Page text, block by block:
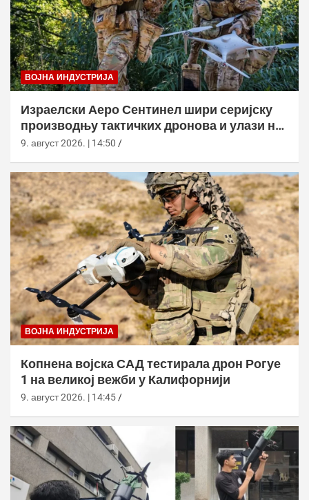
ВОЈНА ИНДУСТРИЈА
Израелски Аеро Сентинел шири серијску
производњу тактичких дронова и улази на
нова тржишта
9. август 2026. | 14:50
ВОЈНА ИНДУСТРИЈА
Копнена војска САД тестирала дрон Рогуе
1 на великој вежби у Калифорнији
9. август 2026. | 14:45